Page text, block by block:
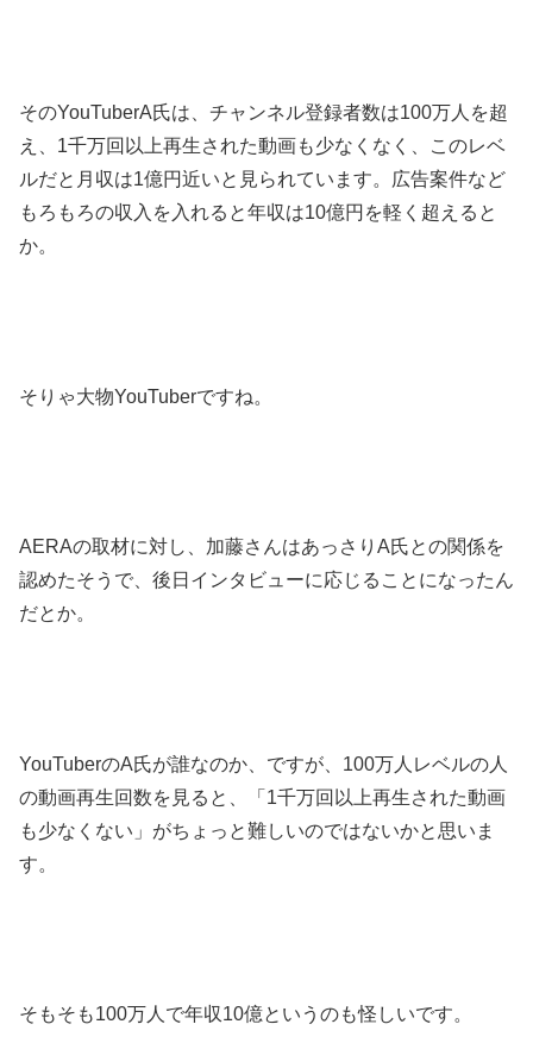
そのYouTuberA氏は、チャンネル登録者数は100万人を超
え、1千万回以上再生された動画も少なくなく、このレベ
ルだと月収は1億円近いと見られています。広告案件など
もろもろの収入を入れると年収は10億円を軽く超えると
か。
そりゃ大物YouTuberですね。
AERAの取材に対し、加藤さんはあっさりA氏との関係を
認めたそうで、後日インタビューに応じることになったん
だとか。
YouTuberのA氏が誰なのか、ですが、100万人レベルの人
の動画再生回数を見ると、「1千万回以上再生された動画
も少なくない」がちょっと難しいのではないかと思いま
す。
そもそも100万人で年収10億というのも怪しいです。